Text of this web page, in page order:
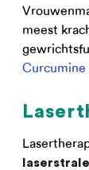
meest
Curcumine